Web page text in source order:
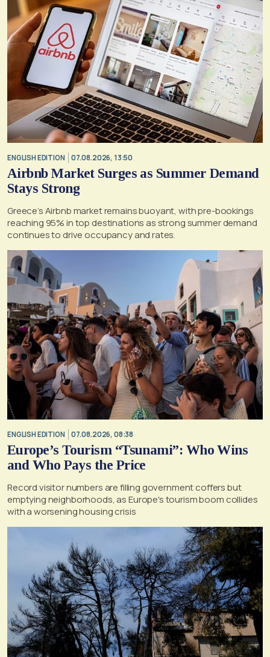
ENGLISH EDITION 07.08.2026, 13:50
Airbnb Market Surges as Summer Demand
Stays Strong
Greece’s Airbnb market remains buoyant, with pre-bookings
reaching 95% in top destinations as strong summer demand
continues to drive occupancy and rates.
ENGLISH EDITION 07.08.2026, 08:38
Europe’s Tourism “Tsunami”: Who Wins
and Who Pays the Price
Record visitor numbers are filling government coffers but
emptying neighborhoods, as Europe's tourism boom collides
with a worsening housing crisis